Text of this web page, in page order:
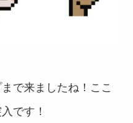
で来ましたね！ここ
です！